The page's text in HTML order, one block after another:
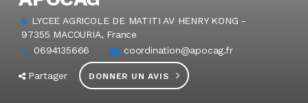
LYCEE AGRICOLE DE MATITI AV HENRY KONG -
97355 MACOURIA, France
0694135666
coordination@apocag.fr
Partager DONNER UN AVIS